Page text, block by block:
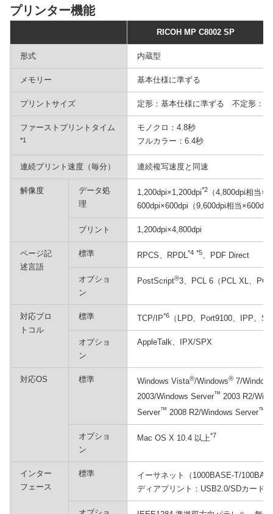
プリンター機能
RICOH MP C8002 SP
形式 内蔵型
メモリー 基本仕様に準ずる
プリントサイズ 定形：基本仕様に準ずる 不定形：基
ファーストプリントタイム
*1
モノクロ：4.8秒
フルカラー：6.4秒
連続プリント速度（毎分） 連続複写速度と同速
解像度
データ処
理
1,200dpi×1,200dpi*2
（4,800dpi相当
600dpi×600dpi（9,600dpi相当×600dpi
プリント 1,200dpi×4,800dpi
ページ記
述言語
標準 RPCS、RPDL*4 *5、PDF Direct
オプショ
ン
PostScript®3、PCL 6（PCL XL、
対応プロ
トコル
標準 TCP/IP*6 （LPD、Port9100、IPP、
オプショ
ン
AppleTalk、IPX/SPX
対応OS 標準 Windows Vista®/Windows® 7/
2003/Windows Server™ 2003 R2/
Server™ 2008 R2/Windows Server™
オプショ
ン
Mac OS X 10.4 以上*7
インター
フェース
標準
イーサネット（1000BASE-T/
ディアプリント：USB2.0/SDカード